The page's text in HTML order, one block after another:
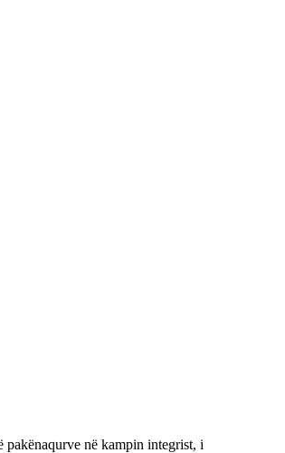
në kampin integrist, i